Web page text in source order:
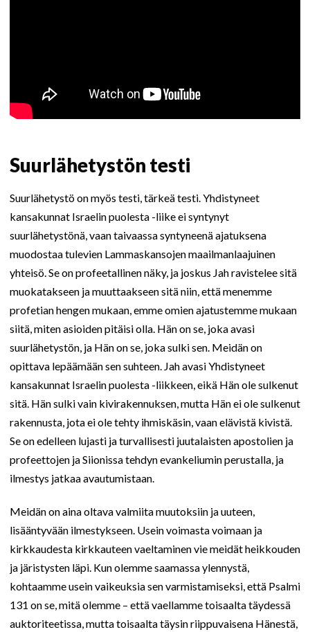
Suurlähetystön testi
Suurlähetystö on myös testi, tärkeä testi. Yhdistyneet
kansakunnat Israelin puolesta -liike ei syntynyt
suurlähetystönä, vaan taivaassa syntyneenä ajatuksena
muodostaa tulevien Lammaskansojen maailmanlaajuinen
yhteisö. Se on profeetallinen näky, ja joskus Jah ravistelee sitä
muokatakseen ja muuttaakseen sitä niin, että menemme
profetian hengen mukaan, emme omien ajatustemme mukaan
siitä, miten asioiden pitäisi olla. Hän on se, joka avasi
suurlähetystön, ja Hän on se, joka sulki sen. Meidän on
opittava lepäämään sen suhteen. Jah avasi Yhdistyneet
kansakunnat Israelin puolesta -liikkeen, eikä Hän ole sulkenut
sitä. Hän sulki vain kivirakennuksen, mutta Hän ei ole sulkenut
rakennusta, jota ei ole tehty ihmiskäsin, vaan elävistä kivistä.
Se on edelleen lujasti ja turvallisesti juutalaisten apostolien ja
profeettojen ja Siionissa tehdyn evankeliumin perustalla, ja
ilmestys jatkaa avautumistaan.
Meidän on aina oltava valmiita muutoksiin ja uuteen,
lisääntyvään ilmestykseen. Usein voimasta voimaan ja
kirkkaudesta kirkkauteen vaeltaminen vie meidät heikkouden
ja järistysten läpi. Kun olemme saamassa ylennystä,
kohtaamme usein vaikeuksia sen varmistamiseksi, että Psalmi
131 on se, mitä olemme – että vaellamme toisaalta täydessä
auktoriteetissa, mutta toisaalta täysin riippuvaisena Hänestä,